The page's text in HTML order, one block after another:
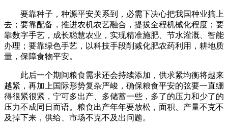
要靠种子，种源平安关系到，必需下决心把我国种业搞上
去；要靠配备，推进农机农艺融合，提拔全程机械化程度；要
靠数字手艺，成长聪慧农业，实现精准施肥、节水灌溉、智能
办理；要靠绿色手艺，以科技手段削减化肥农药利用，耕地质
量，保障食物平安。
此后一个期间粮食需求还会持续添加，供求紧均衡将越来
越紧，再加上国际形势复杂严峻，确保粮食平安的弦要一直绷
得很紧很紧，宁可多出产、多储蓄一些，多了的压力和少了的
压力不成同日而语。粮食出产年年要放松，面积、产量不克不
及掉下来，供给、市场不克不及出问题。